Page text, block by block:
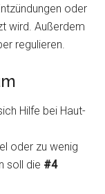
oder
wird. Außerdem
regulieren.
Hilfe bei Haut-
oder zu wenig
soll die #4